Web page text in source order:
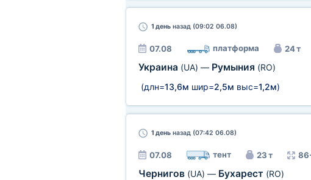
1 деньназад (09:02 06.08)
07.08 платформа 24 т
Украина (UA) — Румыния (RO)
(длн=13,6м шир=2,5м выс=1,2м)
1 деньназад (07:42 06.08)
07.08 тент 23 т
Чернигов (UA) — Бухарест (RO)